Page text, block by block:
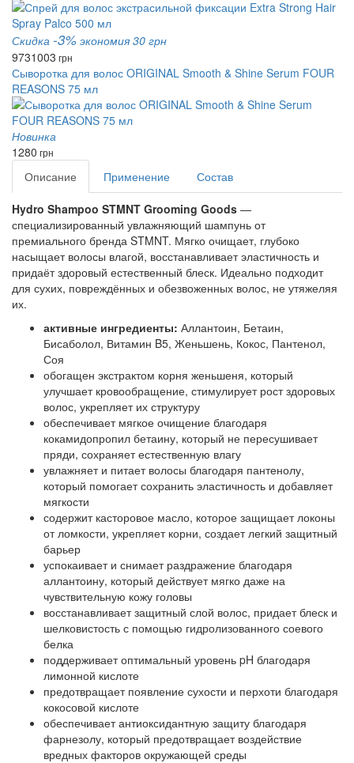
Скидка -3% экономия 30 грн
9731003 грн
Сыворотка для волос ORIGINAL Smooth & Shine Serum FOUR
REASONS 75 мл
Новинка
1280 грн
Описание Применение Состав
Hydro Shampoo STMNT Grooming Goods —
специализированный увлажняющий шампунь от
премиального бренда STMNT. Мягко очищает, глубоко
насыщает волосы влагой, восстанавливает эластичность и
придаёт здоровый естественный блеск. Идеально подходит
для сухих, повреждённых и обезвоженных волос, не утяжеляя
их.
активные ингредиенты: Аллантоин, Бетаин,
Бисаболол, Витамин B5, Женьшень, Кокос, Пантенол,
Соя
обогащен экстрактом корня женьшеня, который
улучшает кровообращение, стимулирует рост здоровых
волос, укрепляет их структуру
обеспечивает мягкое очищение благодаря
кокамидопропил бетаину, который не пересушивает
пряди, сохраняет естественную влагу
увлажняет и питает волосы благодаря пантенолу,
который помогает сохранить эластичность и добавляет
мягкости
содержит касторовое масло, которое защищает локоны
от ломкости, укрепляет корни, создает легкий защитный
барьер
успокаивает и снимает раздражение благодаря
аллантоину, который действует мягко даже на
чувствительную кожу головы
восстанавливает защитный слой волос, придает блеск и
шелковистость с помощью гидролизованного соевого
белка
поддерживает оптимальный уровень pH благодаря
лимонной кислоте
предотвращает появление сухости и перхоти благодаря
кокосовой кислоте
обеспечивает антиоксидантную защиту благодаря
фарнезолу, который предотвращает воздействие
вредных факторов окружающей среды